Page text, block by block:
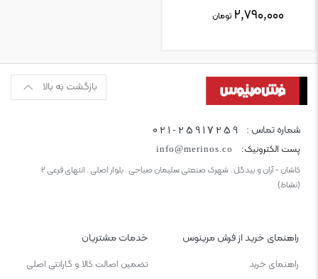
۲,۷۹۰,۰۰۰ تومان
بازگشت به بالا
شماره تماس : 021-25917259
پست الکترونیک: info@merinos.co
کاشان - آران و بیدگل . شهرک صنعتی سلیمان صباحی . بلوار اصلی . انتهای فرعی ۲
(نشاط)
راهنمای خرید از فرش مرینوس
راهنمای خرید
خدمات مشتریان
تضمین اصالت کالا و گارانتی اصلی